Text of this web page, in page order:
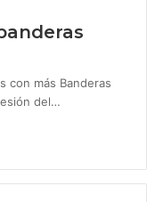
con más Banderas
del…